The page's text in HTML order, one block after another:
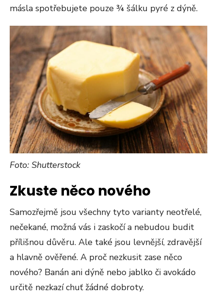
másla spotřebujete pouze ¾ šálku pyré z dýně.
Foto: Shutterstock
Zkuste něco nového
Samozřejmě jsou všechny tyto varianty neotřelé,
nečekané, možná vás i zaskočí a nebudou budit
přílišnou důvěru. Ale také jsou levnější, zdravější
a hlavně ověřené. A proč nezkusit zase něco
nového? Banán ani dýně nebo jablko či avokádo
určitě nezkazí chuť žádné dobroty.